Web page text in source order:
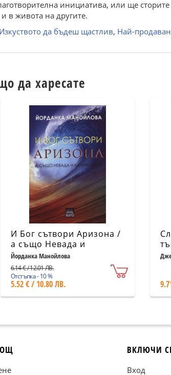
инициатива, или ще
в живота на другите.
Изкуството да бъдеш щастлив, Най-
да харесате
И Бог сътвори Аризона /
а също Невада и
Калифрния/
Йорданка Манойлова
6.14 € / 12.01 ЛВ.
Отстъпка - 10 %
5.52 € / 10.80 ЛВ.
ВКЛЮЧИ
Вход